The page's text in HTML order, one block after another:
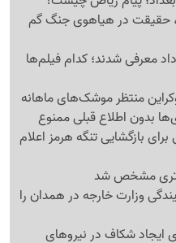
حقیقت در هیاهوی جنگ گم
معرفی شدند؛ کدام فیلم‌ها
منتظر موشک‌های ماهانه
بدون اطلاع قبلی ممنوع
برای بازگشایی تنگه هرمز اعلام
دکتری مشخص شد
وزارت خارجه در همدان را
ایجاد شکاف در نیروهای